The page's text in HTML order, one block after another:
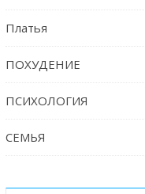
Платья
ПОХУДЕНИЕ
ПСИХОЛОГИЯ
СЕМЬЯ